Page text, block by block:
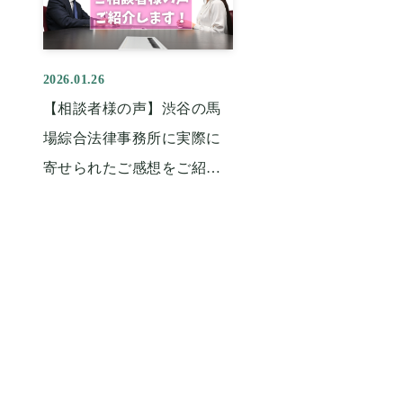
【相談者様の声】渋谷の馬
場綜合法律事務所に実際に
寄せられたご感想をご紹介
2026.01.26